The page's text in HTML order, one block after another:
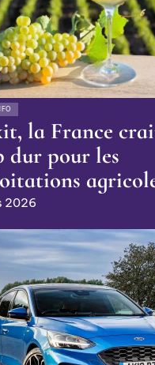
la France
dur pour les
2026